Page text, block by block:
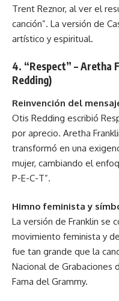
Trent Reznor, al ver el
canción”. La versión de
artístico y espiritual.
4. “Respect” – Aretha
Redding)
Reinvención del
Otis Redding escribió
por aprecio. Aretha
transformó en una
mujer, cambiando el
P-E-C-T”.
Himno feminista y
La versión de Franklin se
movimiento feminista y
fue tan grande que la
Nacional de Grabaciones
Fama del Grammy.